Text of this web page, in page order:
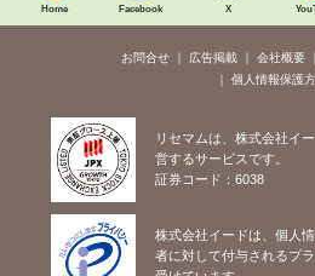
Home Facebook X
お問合せ 広告掲載 会社概要
個人情報保護
リセマムは、株式会社イ
営するサービスです。
証券コード：6038
株式会社イードは、個人
者に対して付与されるプ